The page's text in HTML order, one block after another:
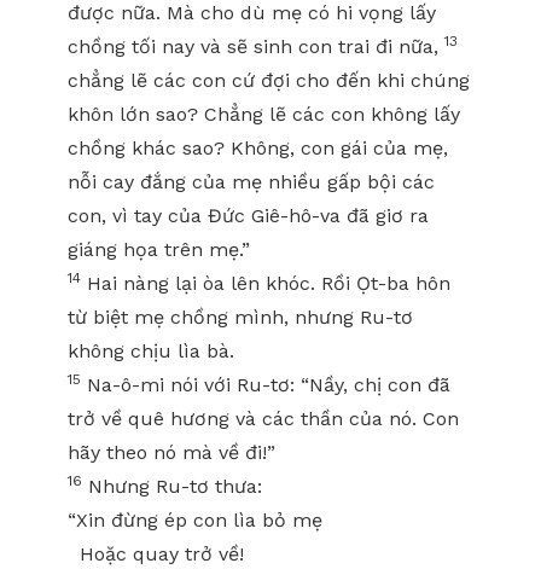
được nữa. Mà cho dù mẹ có hi vọng lấy
chồng tối nay và sẽ sinh con trai đi nữa,13
chẳng lẽ các con cứ đợi cho đến khi chúng
khôn lớn sao? Chẳng lẽ các con không lấy
chồng khác sao? Không, con gái của mẹ,
nỗi cay đắng của mẹ nhiều gấp bội các
con, vì tay của Đức Giê-hô-va đã giơ ra
giáng họa trên mẹ.”
14 Hai nàng lại òa lên khóc. Rồi Ọt-ba hôn
từ biệt mẹ chồng mình, nhưng Ru-tơ
không chịu lìa bà.
15 Na-ô-mi nói với Ru-tơ: “Nầy, chị con đã
trở về quê hương và các thần của nó. Con
hãy theo nó mà về đi!”
16 Nhưng Ru-tơ thưa:
“Xin đừng ép con lìa bỏ mẹ
Hoặc quay trở về!